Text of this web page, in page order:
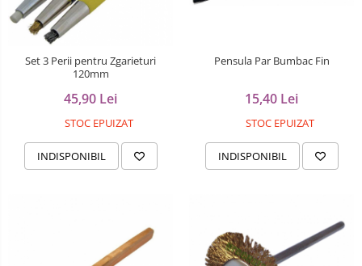
Set 3 Perii pentru Zgarieturi
120mm
45,90 Lei
STOC EPUIZAT
INDISPONIBIL
Pensula Par Bumbac Fin
15,40 Lei
STOC EPUIZAT
INDISPONIBIL